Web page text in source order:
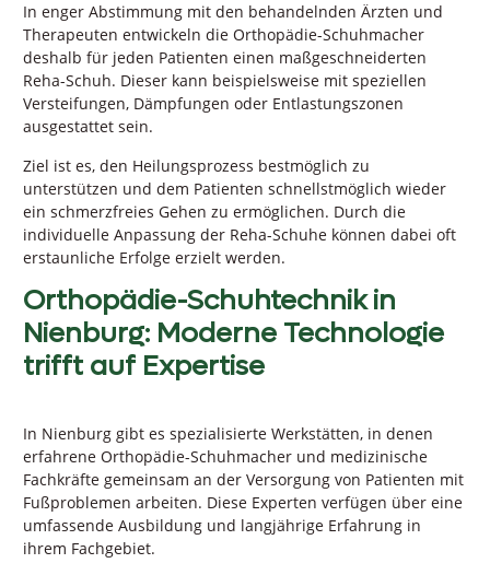
In enger Abstimmung mit den behandelnden Ärzten und
Therapeuten entwickeln die Orthopädie-Schuhmacher
deshalb für jeden Patienten einen maßgeschneiderten
Reha-Schuh. Dieser kann beispielsweise mit speziellen
Versteifungen, Dämpfungen oder Entlastungszonen
ausgestattet sein.
Ziel ist es, den Heilungsprozess bestmöglich zu
unterstützen und dem Patienten schnellstmöglich wieder
ein schmerzfreies Gehen zu ermöglichen. Durch die
individuelle Anpassung der Reha-Schuhe können dabei oft
erstaunliche Erfolge erzielt werden.
Orthopädie-Schuhtechnik in
Nienburg: Moderne Technologie
trifft auf Expertise
In Nienburg gibt es spezialisierte Werkstätten, in denen
erfahrene Orthopädie-Schuhmacher und medizinische
Fachkräfte gemeinsam an der Versorgung von Patienten mit
Fußproblemen arbeiten. Diese Experten verfügen über eine
umfassende Ausbildung und langjährige Erfahrung in
ihrem Fachgebiet.